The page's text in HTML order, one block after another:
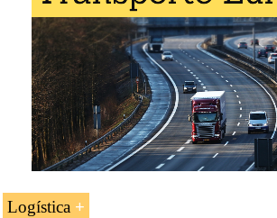
Idiomas: + Netherlands
Países Baixos .
Créditos de la asignatura
Bajos»: 1
Logística